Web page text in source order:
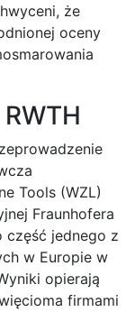
że
oceny
Tools (WZL)
Fraunhofera
część jednego z
w Europie w
opierają
firmami